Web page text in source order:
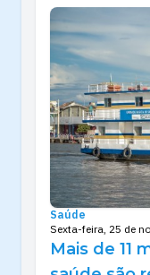
Saúde
Sexta-feira, 25 de
Mais de 11